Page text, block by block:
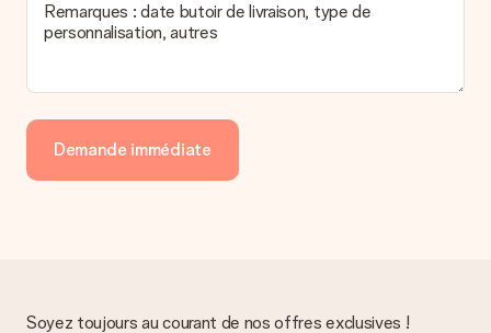
Remarques : date butoir de livraison, type de
personnalisation, autres
Demande immédiate
Soyez toujours au courant de nos offres exclusives !